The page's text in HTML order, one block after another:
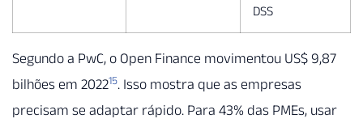
DSS
Segundo a PwC, o Open Finance movimentou US$ 9,87
bilhões em 202215. Isso mostra que as empresas
precisam se adaptar rápido. Para 43% das PMEs, usar